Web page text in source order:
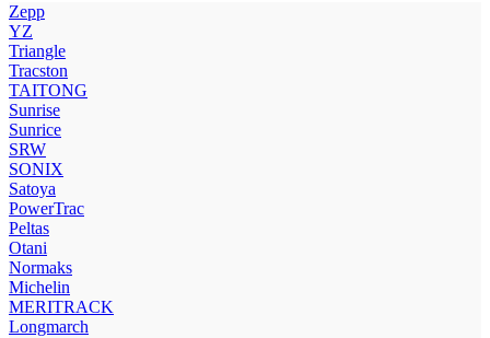
Zepp
YZ
Triangle
Tracston
TAITONG
Sunrise
Sunrice
SRW
SONIX
Satoya
PowerTrac
Peltas
Otani
Normaks
Michelin
MERITRACK
Longmarch